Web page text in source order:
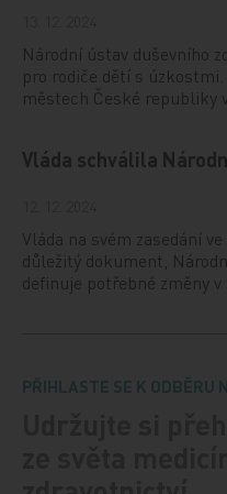
Národní ústav duševního
pro rodiče dětí s
městech České republiky
Vláda schválila
Vláda na svém zasedání
důležitý dokument,
definuje potřebné změny v
PŘIHLASTE SE K ODBĚRU